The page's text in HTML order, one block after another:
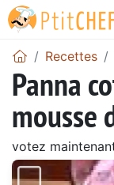
Recettes
Panna
mousse
votez